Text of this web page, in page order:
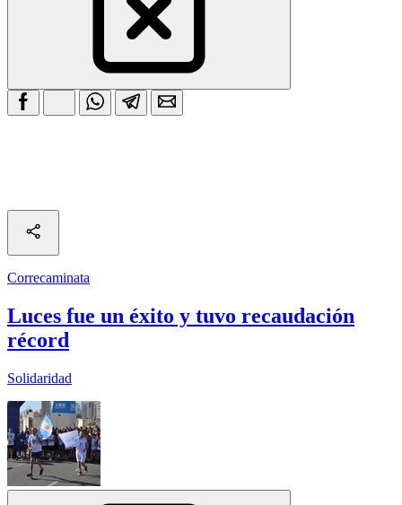
Correcaminata
Luces fue un éxito y tuvo recaudación
récord
Solidaridad